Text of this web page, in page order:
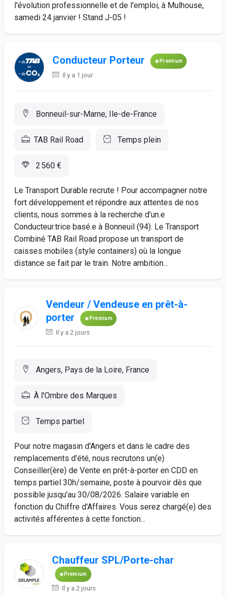
l'évolution professionnelle et de l'emploi, à Mulhouse,
samedi 24 janvier ! Stand J-05 !
Conducteur Porteur Premium
Il y a 1 jour
Bonneuil-sur-Marne, Ile-de-France
TAB Rail Road Temps plein
2 560 €
Le Transport Durable recrute ! Pour accompagner notre
fort développement et répondre aux attentes de nos
clients, nous sommes à la recherche d’un.e
Conducteur.trice basé.e à Bonneuil (94). Le Transport
Combiné TAB Rail Road propose un transport de
caisses mobiles (style containers) où la longue
distance se fait par le train. Notre ambition...
Vendeur / Vendeuse en prêt-à-
porter
Premium
Il y a 2 jours
Angers, Pays de la Loire, France
À l'Ombre des Marques
Temps partiel
Pour notre magasin d'Angers et dans le cadre des
remplacements d'été, nous recrutons un(e)
Conseiller(ère) de Vente en prêt-à-porter en CDD en
temps partiel 30h/semaine, poste à pourvoir dès que
possible jusqu'au 30/08/2026. Salaire variable en
fonction du Chiffre d'Affaires. Vous serez chargé(e) des
activités afférentes à cette fonction...
Chauffeur SPL/Porte-char
Premium
Il y a 2 jours